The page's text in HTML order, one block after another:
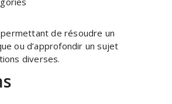
de résoudre un
ou d’approfondir un sujet
diverses.